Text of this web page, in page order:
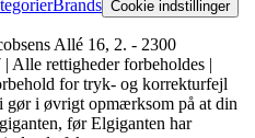
Brands Cookie indstillinger
Allé 16, 2. - 2300
Alle rettigheder forbeholdes |
for tryk- og korrekturfejl
i øvrigt opmærksom på at din
før Elgiganten har